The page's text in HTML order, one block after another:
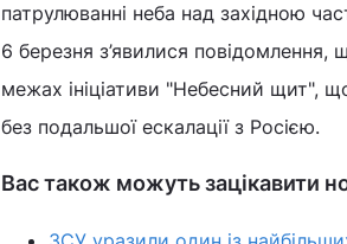
патрулюванні неба над західною
6 березня з’явилися
межах ініціативи "Небесний щит",
без подальшої ескалації з Росією.
Вас також можуть зацікавити